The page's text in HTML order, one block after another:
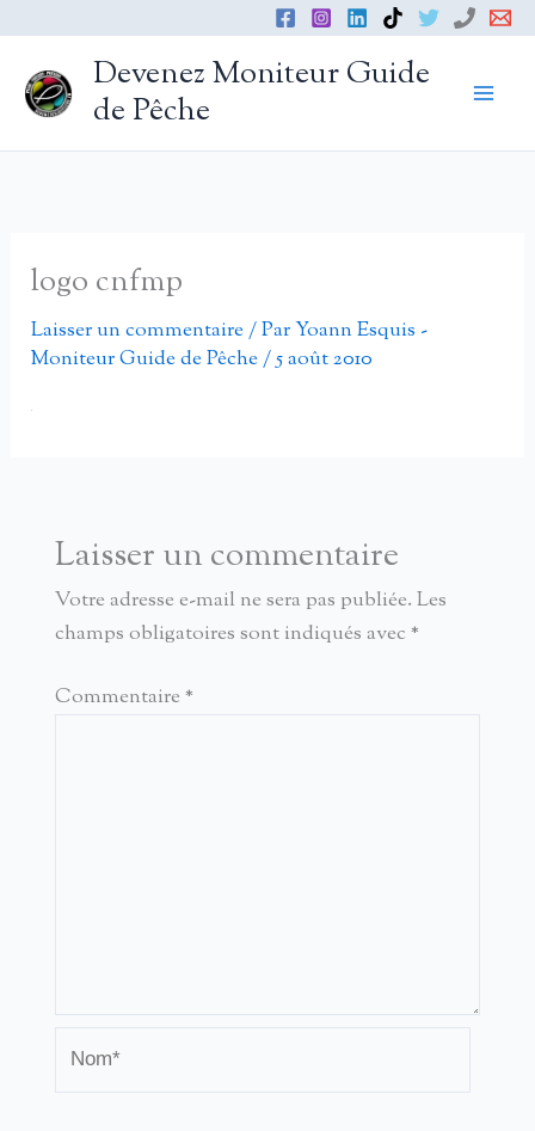
contenu
Devenez Moniteur Guide
de Pêche
logo cnfmp
Laisser un commentaire/ ParYoann Esquis -
Moniteur Guide de Pêche/5 août 2010
Laisser un commentaire
Votre adresse e-mail ne sera pas publiée. Les
champs obligatoires sont indiqués avec *
Commentaire *